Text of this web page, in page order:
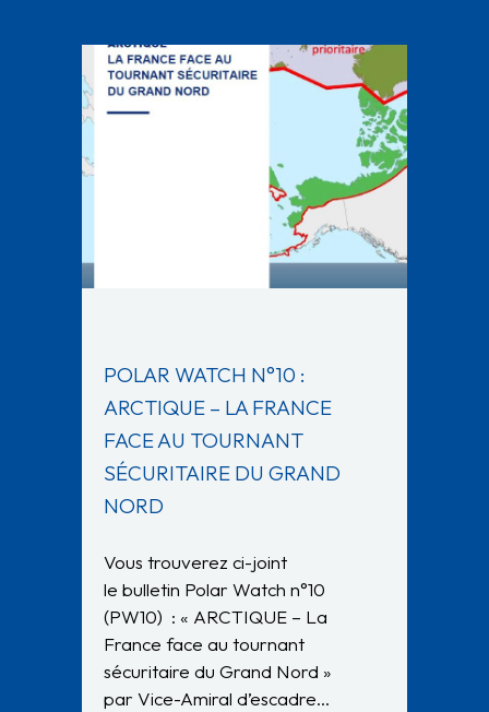
POLAR WATCH N°10 :
ARCTIQUE – LA FRANCE
FACE AU TOURNANT
SÉCURITAIRE DU GRAND
NORD
Vous trouverez ci-joint
le bulletin Polar Watch n°10
(PW10) : « ARCTIQUE – La
France face au tournant
sécuritaire du Grand Nord »
par Vice-Amiral d’escadre…